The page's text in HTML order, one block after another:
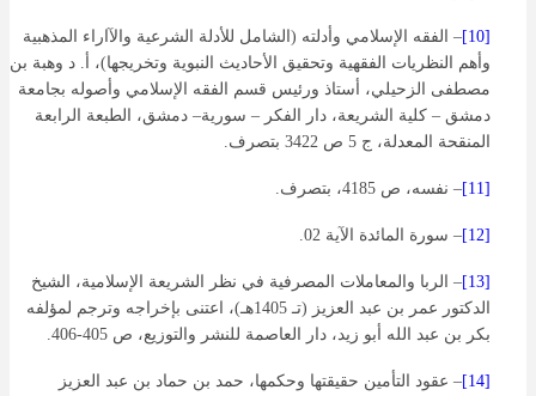
[10]
– الفقه الإسلامي وأدلته (الشامل للأدلة الشرعية والآاراء المذهبية
وأهم النظريات الفقهية وتحقيق الأحاديث النبوية وتخريجها)، أ. د وهبة بن
مصطفى الزحيلي، أستاذ ورئيس قسم الفقه الإسلامي وأصوله بجامعة
دمشق – كلية الشريعة، دار الفكر – سورية– دمشق، الطبعة الرابعة
المنقحة المعدلة، ج 5 ص 3422 بتصرف.
[11] – نفسه، ص 4185، بتصرف.
[12] – سورة المائدة الآية 02.
[13]
– الربا والمعاملات المصرفية في نظر الشريعة الإسلامية، الشيخ
الدكتور عمر بن عبد العزيز (تـ 1405هـ)، اعتنى بإخراجه وترجم لمؤلفه
بكر بن عبد الله أبو زيد، دار العاصمة للنشر والتوزيع، ص 405-406.
[14]
– عقود التأمين حقيقتها وحكمها، حمد بن حماد بن عبد العزيز